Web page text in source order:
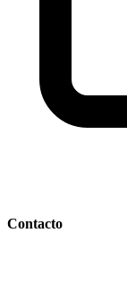
Contacto